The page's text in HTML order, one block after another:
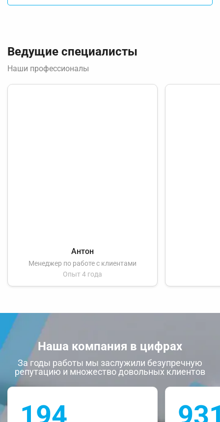
Ведущие специалисты
Наши профессионалы
Антон
Менеджер по работе с клиентами
Опыт 4 года
Наша компания в цифрах
За годы работы мы заслужили безупречную
репутацию и множество довольных клиентов